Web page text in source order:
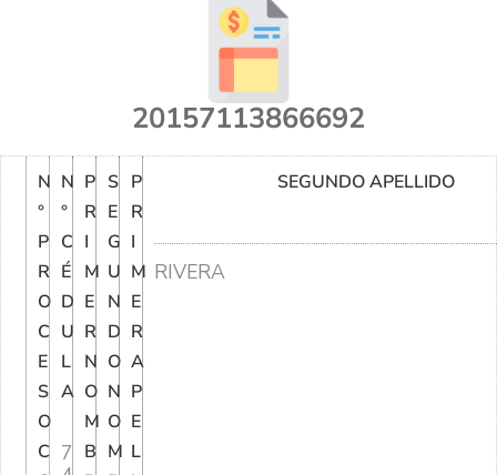
20157113866692
N
°
P
R
O
C
E
S
O
C
N
°
C
É
D
U
L
A
7
P
R
I
M
E
R
N
O
M
B
S
E
G
U
N
D
O
N
O
M
P
R
I
M
E
R
A
P
E
L
SEGUNDO APELLIDO
RIVERA